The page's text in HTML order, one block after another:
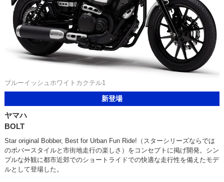
ブルーイッシュホワイトカクテル1
新登場
ヤマハ
BOLT
Star original Bobber, Best for Urban Fun Ride!（スターシリーズならでは
のボバースタイルと市街地走行の楽しさ）をコンセプトに掲げ開発。シン
プルな外観に都市近郊でのショートライドでの快適な走行性を備えたモデ
ルとして登場した。